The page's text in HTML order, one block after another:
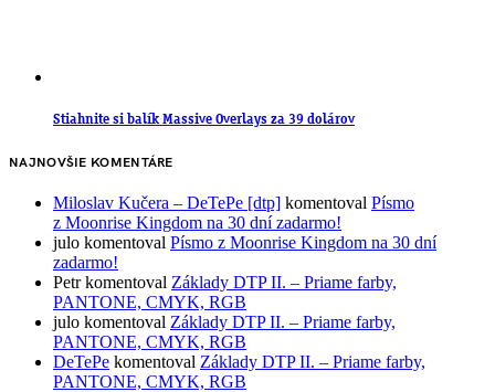
Stiahnite si balík Massive Overlays za 39 dolárov
NAJNOVŠIE KOMENTÁRE
Miloslav Kučera – DeTePe [dtp] komentoval Písmo
z Moonrise Kingdom na 30 dní zadarmo!
julo komentoval Písmo z Moonrise Kingdom na 30 dní
zadarmo!
Petrkomentoval Základy DTP II. – Priame farby,
PANTONE, CMYK, RGB
julo komentoval Základy DTP II. – Priame farby,
PANTONE, CMYK, RGB
DeTePe komentoval Základy DTP II. – Priame farby,
PANTONE, CMYK, RGB